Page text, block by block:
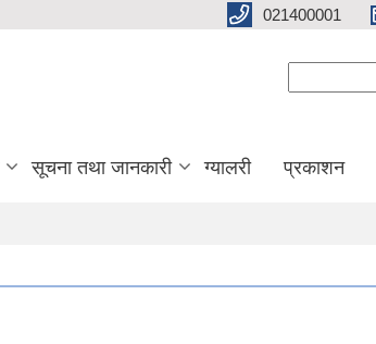
021400001
सूचना तथा जानकारी ग्यालरी प्रकाशन